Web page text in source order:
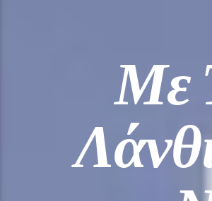
Με